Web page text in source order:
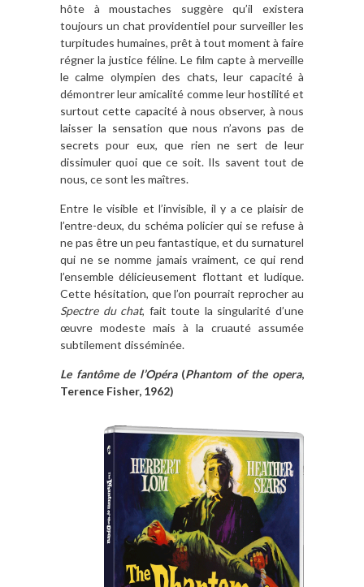
hôte à moustaches suggère qu’il existera
toujours un chat providentiel pour surveiller les
turpitudes humaines, prêt à tout moment à faire
régner la justice féline. Le film capte à merveille
le calme olympien des chats, leur capacité à
démontrer leur amicalité comme leur hostilité et
surtout cette capacité à nous observer, à nous
laisser la sensation que nous n’avons pas de
secrets pour eux, que rien ne sert de leur
dissimuler quoi que ce soit. Ils savent tout de
nous, ce sont les maîtres.
Entre le visible et l’invisible, il y a ce plaisir de
l’entre-deux, du schéma policier qui se refuse à
ne pas être un peu fantastique, et du surnaturel
qui ne se nomme jamais vraiment, ce qui rend
l’ensemble délicieusement flottant et ludique.
Cette hésitation, que l’on pourrait reprocher au
Spectre du chat, fait toute la singularité d’une
œuvre modeste mais à la cruauté assumée
subtilement disséminée.
Le fantôme de l’Opéra (Phantom of the opera,
Terence Fisher, 1962)